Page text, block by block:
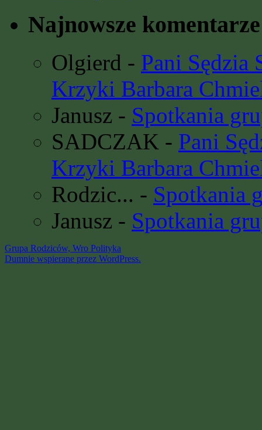
Najnowsze komentarze
Olgierd - Pani Sędzia
Krzyki Barbara
Janusz - Spotkania
SADCZAK - Pani
Krzyki Barbara
Rodzic... - Spotkania
Janusz - Spotkania
Grupa Rodziców, Wro Polityka
Dumnie wspierane przez WordPress.